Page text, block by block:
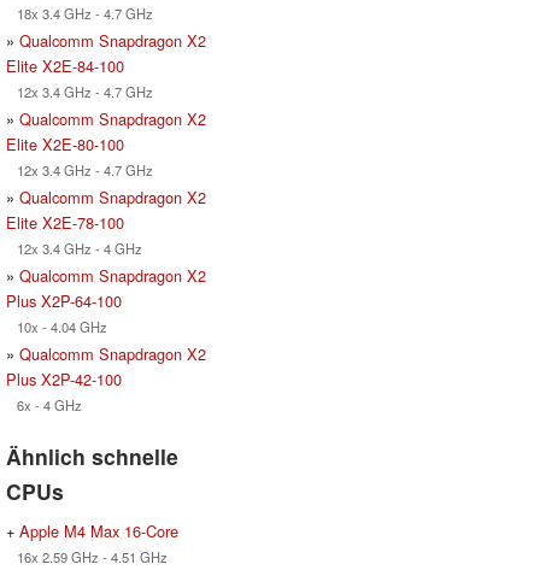
18x 3.4 GHz - 4.7 GHz
» Qualcomm Snapdragon X2
Elite X2E-84-100
12x 3.4 GHz - 4.7 GHz
» Qualcomm Snapdragon X2
Elite X2E-80-100
12x 3.4 GHz - 4.7 GHz
» Qualcomm Snapdragon X2
Elite X2E-78-100
12x 3.4 GHz - 4 GHz
» Qualcomm Snapdragon X2
Plus X2P-64-100
10x - 4.04 GHz
» Qualcomm Snapdragon X2
Plus X2P-42-100
6x - 4 GHz
Ähnlich schnelle
CPUs
+ Apple M4 Max 16-Core
16x 2.59 GHz - 4.51 GHz